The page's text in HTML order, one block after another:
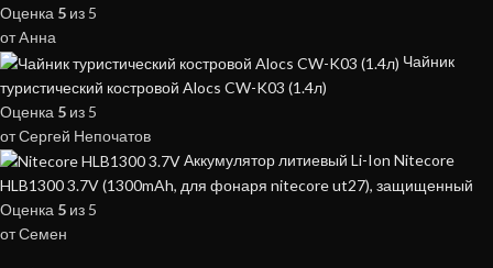
Оценка 5 из 5
от Aнна
Чайник
туристический костровой Alocs CW-K03 (1.4л)
Оценка 5 из 5
от Сергей Непочатов
Аккумулятор литиевый Li-Ion Nitecore
HLB1300 3.7V (1300mAh, для фонаря nitecore ut27), защищенный
Оценка 5 из 5
от Семен